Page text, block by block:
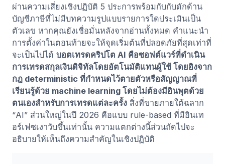
ผ่านความเสี่ยงเชิงปฏิบัติ 5 ประการพร้อมกับกับดักด้าน
บัญชีภาษีที่ไม่มีบทความรูปแบบรายการใดประเมินเป็น
ตัวเลข หากคุณยังเชื่อมั่นหลังจากอ่านทั้งหมด คำแนะนำ
การตั้งค่าในตอนท้ายจะให้จุดเริ่มต้นที่ปลอดภัยที่สุดเท่าที่
จะเป็นไปได้ บอตเทรดคริปโต AI คือซอฟต์แวร์ที่ดำเนิน
การเทรดสกุลเงินดิจิทัลโดยอัตโนมัติแทนผู้ใช้ โดยอิงจาก
กฎ deterministic ที่กำหนดไว้ตายตัวหรือสัญญาณที่
เรียนรู้ด้วย machine learning โดยไม่ต้องมีอินพุตด้วย
ตนเองสำหรับการเทรดแต่ละครั้ง สิ่งที่ขายภายใต้ฉลาก
“AI” ส่วนใหญ่ในปี 2026 คือแบบ rule-based ที่มีอินเท
อร์เฟซเงาวับขึ้นเท่านั้น ความแตกต่างนี้ส่วนถัดไปจะ
อธิบายให้เห็นถึงความสำคัญในเชิงปฏิบัติ